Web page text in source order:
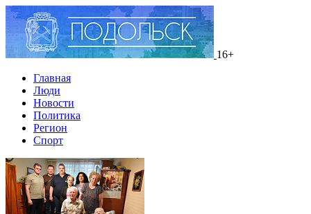
16+
Главная
Люди
Новости
Политика
Регион
Спорт